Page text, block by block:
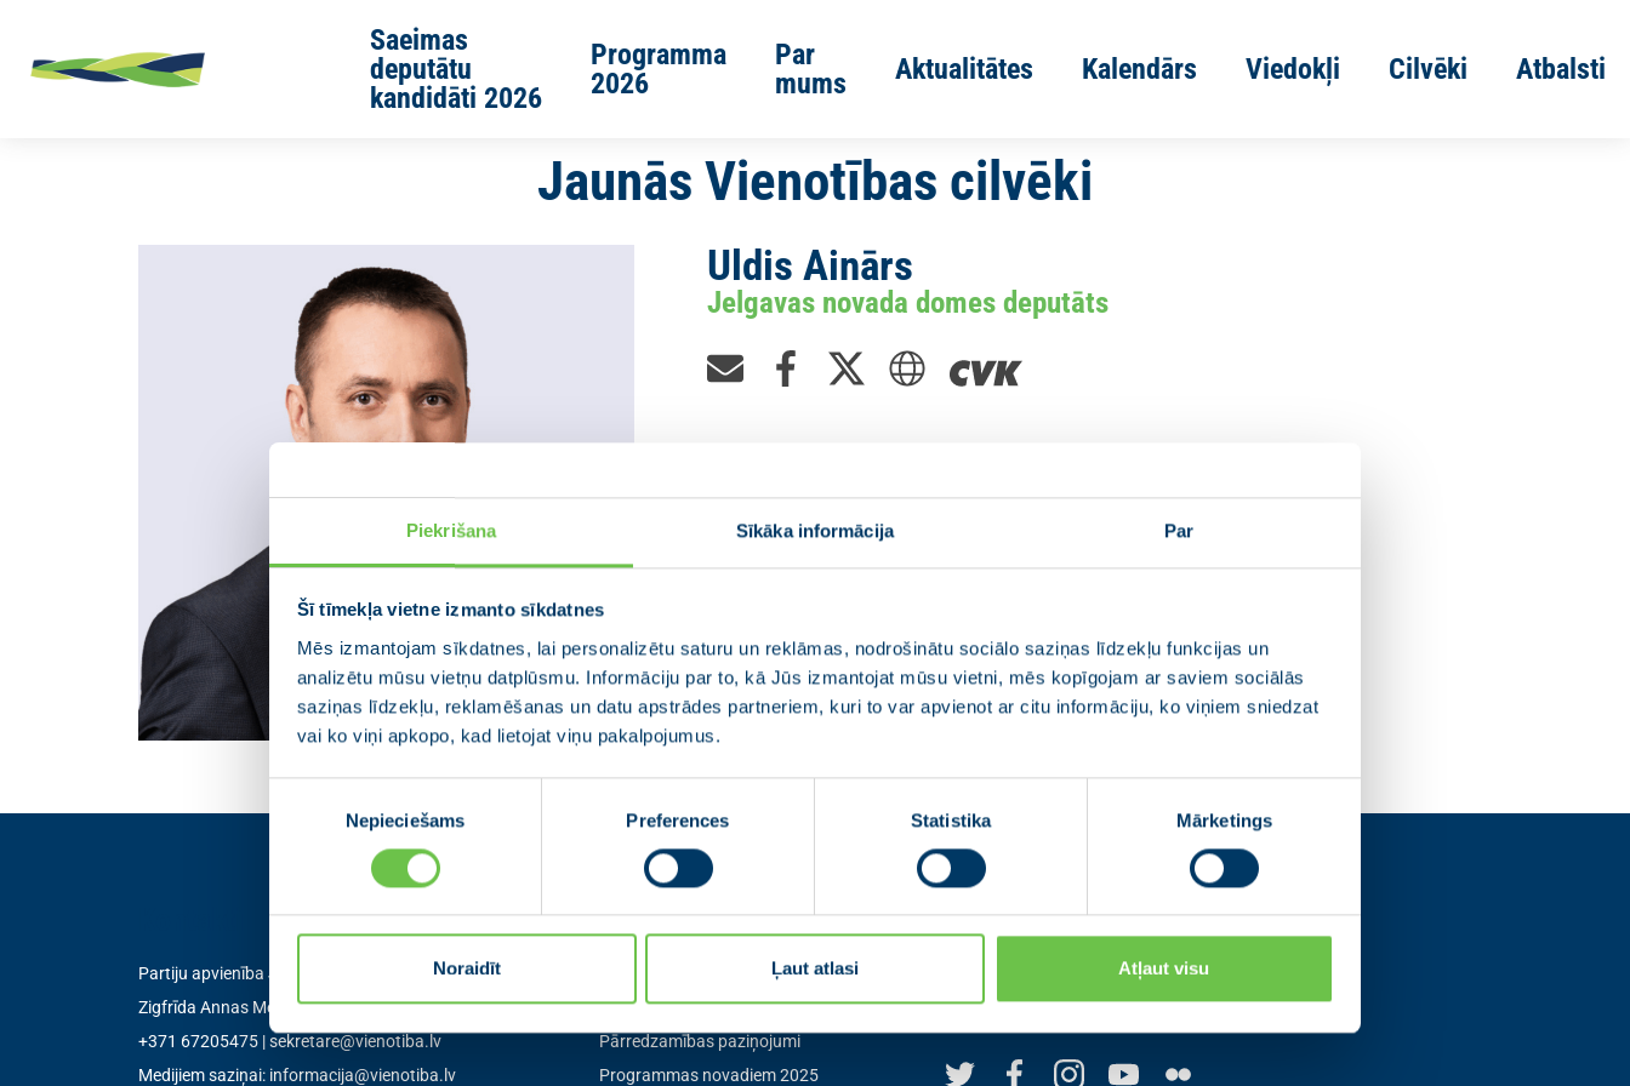
Piekrišana Sīkāka informācija Par
Šī tīmekļa vietne izmanto sīkdatnes
Mēs izmantojam sīkdatnes, lai personalizētu saturu un reklāmas, nodrošinātu sociālo saziņas līdzekļu funkcijas un
analizētu mūsu vietņu datplūsmu. Informāciju par to, kā Jūs izmantojat mūsu vietni, mēs kopīgojam ar saviem sociālās
saziņas līdzekļu, reklamēšanas un datu apstrādes partneriem, kuri to var apvienot ar citu informāciju, ko viņiem sniedzat
vai ko viņi apkopo, kad lietojat viņu pakalpojumus.
izvēle
Nepieciešams Preferences Statistika Mārketings
Noraidīt Ļaut atlasi Atļaut visu
Saeimas
deputātu
kandidāti 2026
Programma
2026
Par
mums
Aktualitātes Kalendārs Viedokļi Cilvēki Atbalsti
Jaunās Vienotības cilvēki
Uldis Ainārs
Jelgavas novada domes deputāts
Partiju apvienība Jaunā VIENOTĪBA
Zigfrīda Annas Meierovica bulvāris 12-3, Rīga, LV-1050
+371 67205475 |sekretare@vienotiba.lv
Medijiem saziņai: informacija@vienotiba.lv
Izvēlne
Jaunās Vienotības statūti
Pārredzamības paziņojumi
Programmas novadiem 2025
Seko mums
Seko mums sociālajos tīklos un uzzini
pirmais par aktuālajām norisēm.